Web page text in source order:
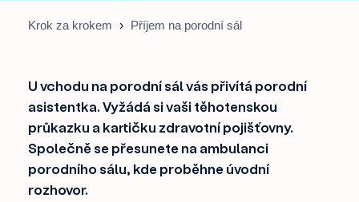
Krok za krokem › Příjem na porodní sál
U vchodu na porodní sál vás přivítá porodní
asistentka. Vyžádá si vaši těhotenskou
průkazku a kartičku zdravotní pojišťovny.
Společně se přesunete na ambulanci
porodního sálu, kde proběhne úvodní
rozhovor.